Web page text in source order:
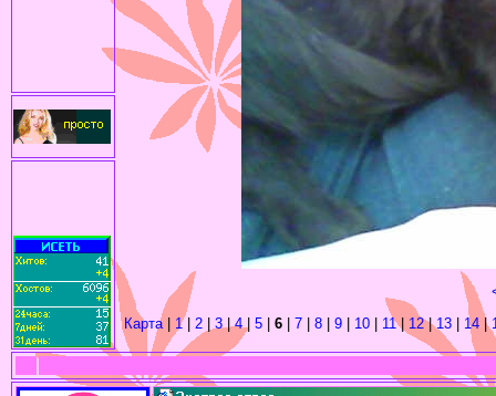
Карта| 1| 2| 3|4| 5| 6| 7| 8| 9| 10| 11| 12|13| 14|